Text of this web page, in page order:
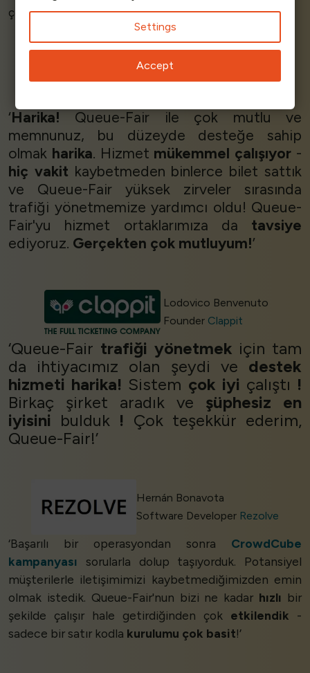
çok memnunuz!’
Jonathan Noone
‘Harika! Queue-Fair ile çok mutlu ve
memnunuz, bu düzeyde desteğe sahip
olmak harika. Hizmet mükemmel çalışıyor -
hiç vakit kaybetmeden binlerce bilet sattık
ve Queue-Fair yüksek zirveler sırasında
trafiği yönetmemize yardımcı oldu! Queue-
Fair'yu hizmet ortaklarımıza da tavsiye
ediyoruz. Gerçekten çok mutluyum!’
Lodovico Benvenuto
Founder Clappit
‘Queue-Fair trafiği yönetmek için tam
da ihtiyacımız olan şeydi ve destek
hizmeti harika! Sistem çok iyi çalıştı !
Birkaç şirket aradık ve şüphesiz
en
iyisini bulduk ! Çok teşekkür ederim,
Queue-Fair!’
Hernán Bonavota
Software Developer Rezolve
‘Başarılı bir operasyondan sonra CrowdCube
kampanyası sorularla dolup taşıyorduk. Potansiyel
müşterilerle iletişimimizi kaybetmediğimizden emin
olmak istedik. Queue-Fair'nun bizi ne kadar hızlı bir
şekilde çalışır hale getirdiğinden çok etkilendik -
sadece bir satır kodla kurulumu çok basit!’
Settings
Accept